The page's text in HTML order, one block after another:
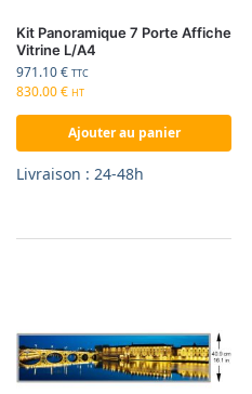
Kit Panoramique 7 Porte Affiche
Vitrine L/A4
971.10€ TTC
830.00€ HT
Ajouter au panier
Livraison : 24-48h